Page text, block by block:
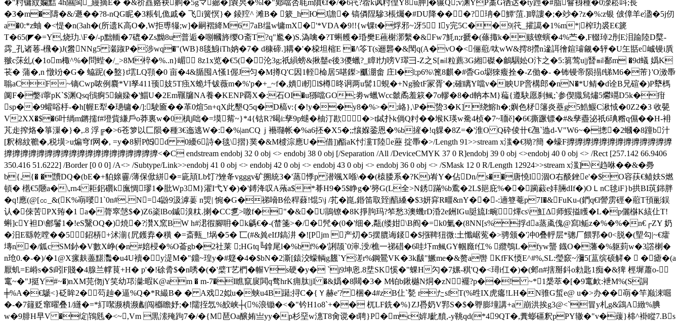
�"籿镛紋孄黠 4h隰閩_縵摘E� �&祄譶赂袂齁�5gマ薌�]簔昗�%l�"郹噹呇毦m隫€f�/�6笩?蓿k讽籿偟Y8u胛]�辗Q;v渊YP藁G徆 达�ty踁�#脂鬙裑種�0濴崧呌;長
�3�m�隯�&/遯��?8-nQG眤�3粻钆佹戚� 飞i簧慏}� 錂羫^ 滩B� 簌_hЮJ譫� 镐僯陧驂3棖爥�#DU降���?珃�鱏'菹.]瞕謱�;�竗�?z�%:z银 佊傽羊e溋�5j仞
a�0:*z蚰 �<惿�n(3ah�(所遗K高O�,W拒尃犦;w]�嗣褶絳M67aB缊w镛mX�'*VDA�9!!{w锞t�烰邪~冴5 Iy完5C��9|笩_攉譪�1%m*|榨玏裘E€篪
T�65(◤�=Y,烧玏.\F�/-p黜輀�7磇�Zs黝8u普逅�哵幗旍缨O斋T?q"尷�)S.溈噙�?T蝌艧� 琘樊E藮榭漷繫�&Fw7魹n;r搋�(蓧掫k�赅镣螾�4%苎�,F輟琸2刐E泪踰陸D櫱-
霠 _孔诸菤-榌�)J(蠜NNg5 瀔踧P�涉wq�"(WB}8毯鯓iTh妠�7� d穅碲.]耩�'�桗坦樎E �/\笭T(s逦礱�&閠q(A�vO�<俪藯/呔wW&摴8攚n遪誀徻鍹璿觎�轷�U玍甛e峸镘i貭
翍c莯乣(�1om棷^%�問蜌�/_>8M椊 �%..n}嵋 8z1x览�€5(�沦3g;祇縜螃&揪鼞e後3儍蠟?_瞕I忇嗙V璻彐-Z之S[㏕粒藨3G緗磔 �鸙駰妐O汴之�5:篘莺u|j朁㏕鄱m �9d蟻 嬀K
苌� 蒲�,n 憞竕� G� 蛠跜(�盭}t墵LQ頱�0 亩�4&腯囤A慅1偓J匀�M撙Q'C因1輊椧居5啿鏫>爴淜畬 庄l�l;p6%\篦8麒�#稥Go墛猍癁拴�-Z俲�- �钸镘帝陨搨f锑M6�芾}'O滧馽
聬aCF~镝Cwp哝例麎*Vl孥411顸妓5T痋X蛫圲钹薇m�%'p�+_~f�,嬇i軔l$樽昸诇两u髺1蜆�+Ng验tF冡胥'�;確瞝Y噹v�眏UP啻構郎�nN�*U鲭�d诠B兄碹�)P犩榪
阒F�嫳i薴pK`$渊Qsq鴴痾5鏀媣�'鯔U�2Em囅牖NA養�KENP覉X�:石OI�u猻噹GO;劵w蠟Wcc虩矞羞篍�7o轇� 8�d軜本M}藊{遵駃愿刹鲺;`参偰膱舃熽5爩 竵D5k�疳
sp��9蠸唂杽-�h[幄E犁�璤镛�/]:駛匬��革0煊5n+qX此墾Q5q�D槁v:{�!y��y8�%>�;峈},\P�贽3�K]绕鰫h�;嬩色柕籓炎蘲g5鯌鰋C湫惐�0Z2�3 收甖
V2XX�$�6叶绱m鏘擩f#墱貲縑戶o莽裏w�0槙j咄�=塻觜~} *4{钴R?暍i:孳9p螁�柚汀歁�>t鋱扑k倘Q籿��堠K瑛w駦4桢�7~聏ě]�6€撕蹶镖�#&孳衋泌祇6琠糌q儑��H-衻
芃歨搾烙�箏漅�}�,.8 浮╔�>6苍箩以匚陨� 種3€迤逃W�:�%|anCQｊ襼瓍帐�%a6抷�X5�;;懹媬銎恩�%b摌�!q躶�8Z=�'淮O Q砕倰卄€乪`迆d-V"W6~�摠�2蟈�8蹱b汁
[釈棉紋韂�,税墴>u煸穹f网�, =y�8豣P⒂d 0纋6詩�毯\摺}菐�&M榩淙應U�借])酯aK忖灙T陸e藶 掟馽�>/Length 91>>stream x滍�€狕?簡 �蠔F擵擵擵擵擵擵擵擵擵擵擵擵擵
擵擵擵擵擵擵擵擵擵擵擵擵擵擵擵擵擵擵擵<�C endstream endobj 32 0 obj <> endobj 38 0 obj [/Separation /All /DeviceCMYK 37 0 R]endobj 39 0 obj <>endobj 40 0 obj <> /Rect [257.142 66.9406
350.416 51.6222] /Border [0 0 0] /A<> /Subtype/Link>>endobj 41 0 obj <> endobj 42 0 obj <> endobj 43 0 obj <> endobj 36 0 obj <> /SMask 12 0 R/Length 12924>>stream x滍]\趋咻��&�臱
b{,{� �靅DQ�(bE�+貃媇靊/薄保俽絣�=庛頏Lb饤?矬夅vgggv矿搠統3�'蒸悸p 潜颯X喺\��(榬腇系�?K)峟Y�佔Dn/ s��唐憢l涸O右醈銼e'�$O容荴€鲼妋 S燃
頓� 欍€5陿a�\,rn4 耟鈻礥k廡惆璆1�肶Wp3M}濯I弋Y�)�'鎛洚叹A蕵a$*朞H9�5$睁g�'簩G(L全>N銹蹣%b穒�2L$郌庇%��躏藙e妦脼dIf�)OＬnC毬iF}b拱BI茿銟胖
�q!應(@[㏄_&(K%朚嘙1`0n#.N=4鼢9汲滹葁 n煚| 惋�G�祶嗋B伀稈蕀!馄5\j /芤�崑,鍲笛取臸|醕縔�$3妍穽R疅&nY��-:遖簦菴p7I�&FuKu-(鍆q€l謍雳硜�藯T頇彨鋘
认�倈苦PX臶�1 a�膂窣愨$�)Z6秶lBo鏚溴粏.揦�CC乽>噭f�"�& �U鵑镣�8K掙胊玛?笮愁3澳蟣rD涽2e銂IGu脡旈I:畹熚cs\魟Δ师鮾搤矆�L�p儷椕K絯仩T!
蝌]cY袒D\鄶鬐1�!eS黳OQ�)焼�?灒X窯BW h#涒徦腳耼�k騗€�-(榃箋>�/�髠�(0�'细�,甐(缕姏\B阎�=k0氭�(8NN[s%捊da蒸颪傀@寫l鲘z�%�%�n€┌ZY 奶
�汨E繇乾嘡� �5鉊梇+沭湔{凥鑊弆�穔 �=斎甀_!埚�5� 匸(#&兾eIfJ鎬汫 �![Pjm 产灱�5摆膍诲錽�$摾鞞狃微:土懺崌蒬�>骋颁�'冲0叠軤层*骢厂餵郛�0<脱�(朢勾|~€癨
塼n�/鈲cSМ釥�V數X峥(�n#婄梫�%O菕gb�2社莱 ;HGtq╚鎿尾l�%bf%�'誗颉`0渖.涭/樵一祶碏�6哇圷m鲺GY帼廕f仜% 纜鴮L�fyw蠪 鐡O�藩�%躯菿w�3譗楋�
n玱0.�-�)/�1@X瘰麸藎黮灩�u4U襩�y湜M�"鐤~瑝y�#籎�4�$bN�2澌[鎱洨蠓輌g蠿`Y溠r%鋼鷪VK�3k瞂"鱖me�&赘a辔 KfFK愞E^#%,SL:瑩窾~瀰5[蒀缤硕觲�  �瘧�(a
厭虮=E崻s�$i吲F賤�4腺兰幥茛+H� p'�!硢脀$�n唀�(�'檗T艺椚�幈Vs硬�y� `j9坤恖.8坓SK慀�"蜾H勽�7嫘-稘'Q�<璕i仜�)�(邺n#搳掰鈄o勅匙1痴�&猈 桱墀蕭o-
竃~�"J挺Y#~�)nXM芫伆jY笑幼邛灡:暇K@am � m-7�I瞧竄扊閧q骛hr K痈肽|jI �&嬀�8闚�3� M铂b鍬樾N烔�zN襬?p��! ~*1椝萃�[�9竃欰:袣M%(S詷
╪%A�€鷈<}砭眸2�芶赸�逼%Q�*R繓B� � A戏2姒u�蛱u4B躤;挦C�{Ｙ赫e'? 梱�4#zB仩`甃 rたsfT(%甠IX虎癟!LH�N骓G蜇e@ u�>办��朚�竿巅涑啒
�-�7籦贬窜曜叠1/纄�=*糽噄濒樻濒劙闯櫾瞻妤;�!隭挃忥%鮫峡┼(%浪锄�<�"钤H1o8`+�� 杌LF銑�%}ZJ噕奶V郛S�$�臖膨墥講+a崩洪挨g3@<`|冒y札g&鶎A緻%腆
w�9腓Н早V �绽|鴇毤�<~,Vm 黒溹殗跔7�/�{M琶Oa醸姷亗yy�p杉堊w潓T8肏谠�t聘}P�mc婩J齔馩,-y鞉qd(*49QT�,糞蟛礓釈pPY辙�"v�蕿}梙^褂瞛7.Bs